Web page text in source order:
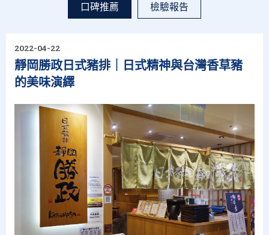
口碑推薦 檢驗報告
2022-04-22
靜岡勝政日式豬排｜日式精神與台灣香草豬
的美味演繹